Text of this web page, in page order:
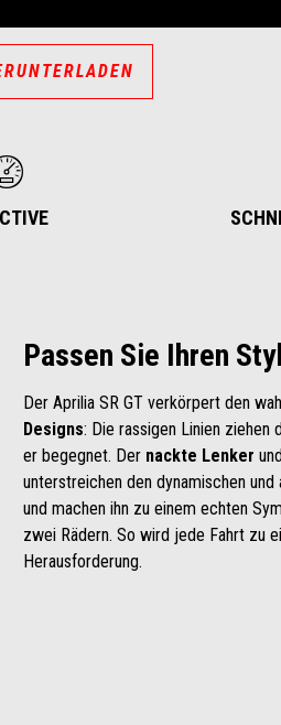
Passen Sie Ihren
Der Aprilia SR GT verkörpert den
Designs: Die rassigen Linien ziehen
er begegnet. Der nackte Lenker
unterstreichen den dynamischen
und machen ihn zu einem echten
zwei Rädern. So wird jede Fahrt zu
Herausforderung.